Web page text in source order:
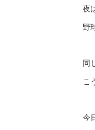
夜
野
同
こ
今